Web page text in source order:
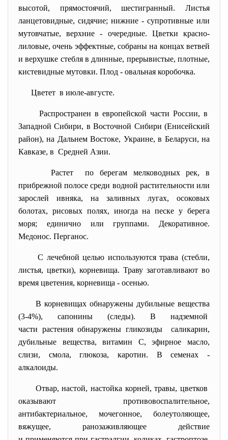
высотой, прямостоячий, шестигранный. Листья
ланцетовидные, сидячие; нижние - супротивные или
мутовчатые, верхние - очередные. Цветки красно-
лиловые, очень эффектные, собраны на концах ветвей
и верхушке стебля в длинные, прерывистые, плотные,
кистевидные мутовки. Плод - овальная коробочка.
Цветет в июле-августе.
Распространен в европейской части России, в
Западной Сибири, в Восточной Сибири (Енисейский
район), на Дальнем Востоке, Украине, в Беларуси, на
Кавказе, в Средней Азии.
Растет по берегам мелководных рек, в
прибрежной полосе среди водной растительности или
зарослей ивняка, на заливных лугах, осоковых
болотах, рисовых полях, иногда на песке у берега
моря; единично или группами. Декоративное.
Медонос. Перганос.
С лечебной целью используются трава (стебли,
листья, цветки), корневища. Траву заготавливают во
время цветения, корневища - осенью.
В корневищах обнаружены дубильные вещества
(3-4%), сапонины (следы). В надземной
части растения обнаружены гликозиды саликарин,
дубильные вещества, витамин С, эфирное масло,
слизи, смола, глюкоза, каротин. В семенах -
алкалоиды.
Отвар, настой, настойка корней, травы, цветков
оказывают противовоспалительное,
антибактериальное, мочегонное, болеутоляющее,
вяжущее, ранозаживляющее действие